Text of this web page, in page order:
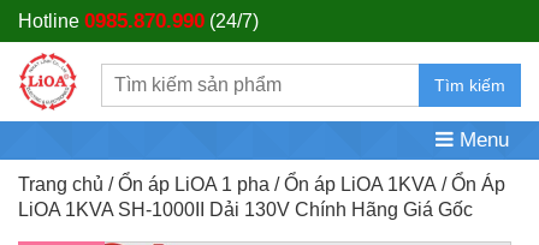
Hotline 0985.870.990 (24/7)
Tìm kiếm
Menu
Trang chủ /Ổn áp LiOA 1 pha /Ổn áp LiOA 1KVA / Ổn Áp
LiOA 1KVA SH-1000II Dải 130V Chính Hãng Giá Gốc